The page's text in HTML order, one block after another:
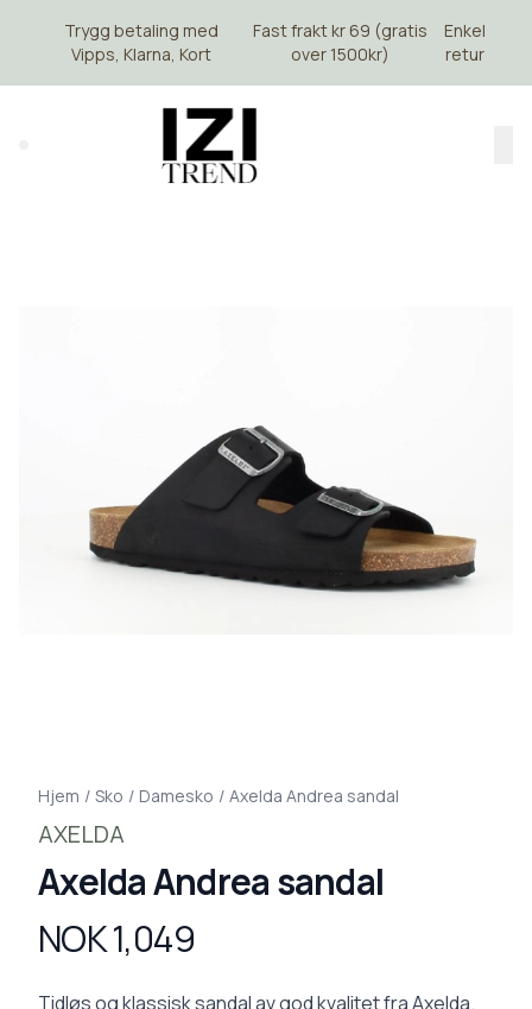
Trygg betaling med
Vipps, Klarna, Kort
Fast frakt kr 69 (gratis
over 1500kr)
Enkel
retur
Hjem / Sko / Damesko / Axelda Andrea sandal
AXELDA
Axelda Andrea sandal
Produktdetaljer
NOK 1,049
Description
Tidløs og klassisk sandal av god kvalitet fra Axelda.